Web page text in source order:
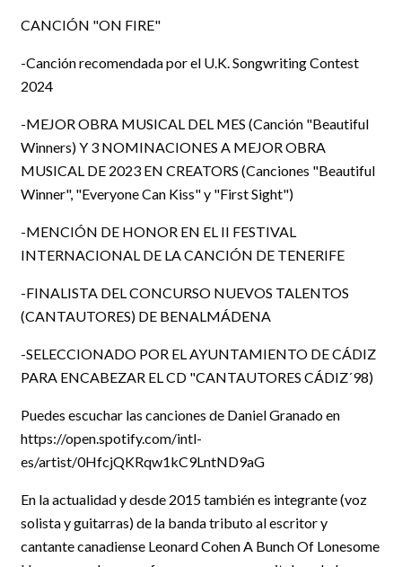
CANCIÓN "ON FIRE"
-Canción recomendada por el U.K. Songwriting Contest
2024
-MEJOR OBRA MUSICAL DEL MES (Canción "Beautiful
Winners) Y 3 NOMINACIONES A MEJOR OBRA
MUSICAL DE 2023 EN CREATORS (Canciones "Beautiful
Winner", "Everyone Can Kiss" y "First Sight")
-MENCIÓN DE HONOR EN EL II FESTIVAL
INTERNACIONAL DE LA CANCIÓN DE TENERIFE
-FINALISTA DEL CONCURSO NUEVOS TALENTOS
(CANTAUTORES) DE BENALMÁDENA
-SELECCIONADO POR EL AYUNTAMIENTO DE CÁDIZ
PARA ENCABEZAR EL CD "CANTAUTORES CÁDIZ´98)
Puedes escuchar las canciones de Daniel Granado en
https://open.spotify.com/intl-
es/artist/0HfcjQKRqw1kC9LntND9aG
En la actualidad y desde 2015 también es integrante (voz
solista y guitarras) de la banda tributo al escritor y
cantante canadiense Leonard Cohen A Bunch Of Lonesome